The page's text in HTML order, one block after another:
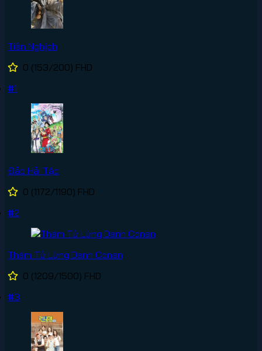
Tiên Nghịch
0 (153/200) FHD
#1
Đảo Hải Tặc
0 (1172/1190) FHD
#2
Thám Tử Lừng Danh Conan
0 (1209/1500) FHD
#3